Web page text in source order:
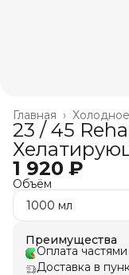
Главная ›
23 / 45
1 920 ₽
Объём
1000 мл
Преимущества
Оплата
Доставка в